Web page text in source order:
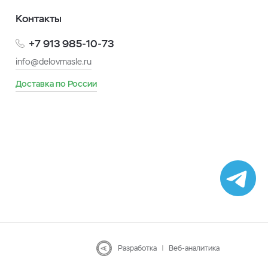
Контакты
+7 913 985-10-73
info@delovmasle.ru
Доставка по России
Разработка | Веб-аналитика